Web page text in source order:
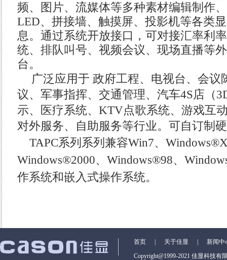
频、图片、流媒体等多种素材编辑制作
LED、拼接墙、触摸屏、投影机等各类
息。通过系统开放接口，可对接汇率利
统、排队叫号、视频会议、现场直播等
台。
广泛应用于 政府工程、电视台、会
议、军事指挥、交通管理、 汽车4S店（
示、医疗系统、 KTV点歌系统、 游戏互
对外服务、自助服务等行业。可自订制
TAPC系列 系列兼容Win7、
Windows®2000、 Windows®98、
作系统和嵌入式操作系统。
首页 关于佳显
新闻中
Copyright@1999-2021 佳显科技